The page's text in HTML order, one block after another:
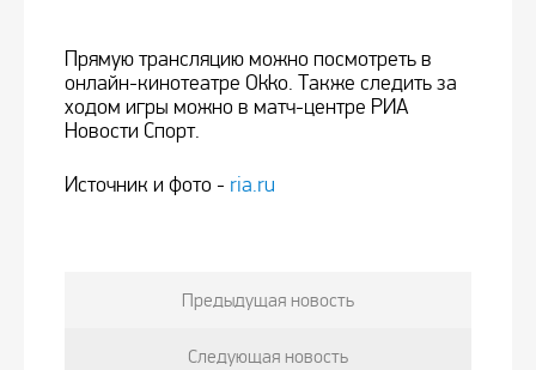
Прямую трансляцию можно посмотреть в
онлайн-кинотеатре Okko. Также следить за
ходом игры можно в матч-центре РИА
Новости Спорт.
Источник и фото - ria.ru
Предыдущая новость
Следующая новость